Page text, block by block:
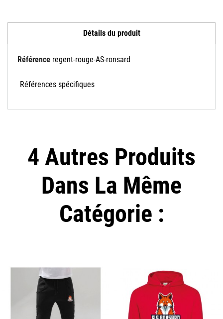
Détails du produit
Référence regent-rouge-AS-ronsard
Références spécifiques
4 Autres Produits
Dans La Même
Catégorie :